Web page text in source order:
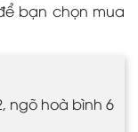
bạn chọn mua
ngõ hoà bình 6